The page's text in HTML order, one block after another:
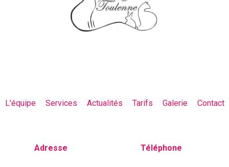
L'équipe Services Actualités Tarifs Galerie Contact
Adresse Téléphone